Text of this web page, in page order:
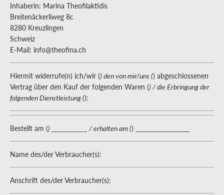
Inhaberin: Marina Theofilaktidis
Breitenäckerliweg 8c
8280 Kreuzlingen
Schweiz
E-Mail: info@theofina.ch
Hiermit widerrufe(n) ich/wir () den von mir/uns () abgeschlossenen
Vertrag über den Kauf der folgenden Waren () / die Erbringung der
folgenden Dienstleistung ():
Bestellt am () ____________ / erhalten am () __________________
Name des/der Verbraucher(s):
Anschrift des/der Verbraucher(s):